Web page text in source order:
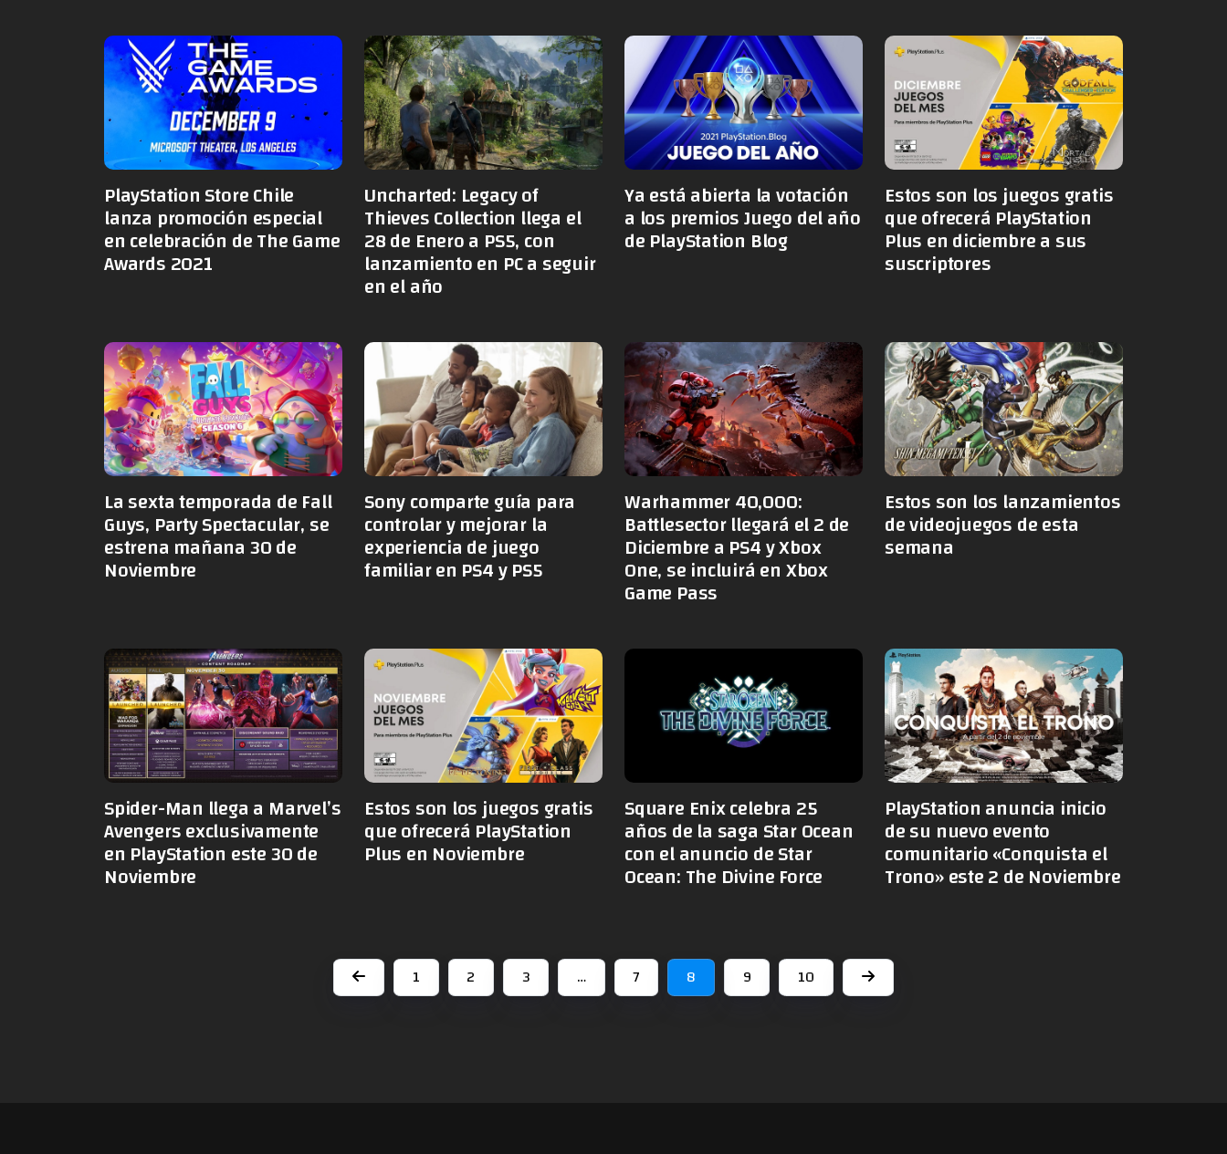
PlayStation Store Chile
lanza promoción especial
en celebración de The Game
Awards 2021
Uncharted: Legacy of
Thieves Collection llega el
28 de Enero a PS5, con
lanzamiento en PC a seguir
en el año
Ya está abierta la votación
a los premios Juego del año
de PlayStation Blog
Estos son los juegos gratis
que ofrecerá PlayStation
Plus en diciembre a sus
suscriptores
La sexta temporada de Fall
Guys, Party Spectacular, se
estrena mañana 30 de
Noviembre
Sony comparte guía para
controlar y mejorar la
experiencia de juego
familiar en PS4 y PS5
Warhammer 40,000:
Battlesector llegará el 2 de
Diciembre a PS4 y Xbox
One, se incluirá en Xbox
Game Pass
Estos son los lanzamientos
de videojuegos de esta
semana
Spider-Man llega a Marvel’s
Avengers exclusivamente
en PlayStation este 30 de
Noviembre
Estos son los juegos gratis
que ofrecerá PlayStation
Plus en Noviembre
Square Enix celebra 25
años de la saga Star Ocean
con el anuncio de Star
Ocean: The Divine Force
PlayStation anuncia inicio
de su nuevo evento
comunitario «Conquista el
Trono» este 2 de Noviembre
1 2 3 … 7 8 9 10